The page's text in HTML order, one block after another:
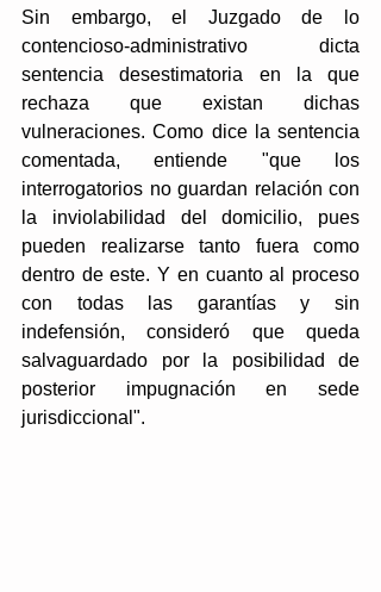
Sin embargo, el Juzgado de lo
contencioso-administrativo dicta
sentencia desestimatoria en la que
rechaza que existan dichas
vulneraciones. Como dice la sentencia
comentada, entiende "que los
interrogatorios no guardan relación con
la inviolabilidad del domicilio, pues
pueden realizarse tanto fuera como
dentro de este. Y en cuanto al proceso
con todas las garantías y sin
indefensión, consideró que queda
salvaguardado por la posibilidad de
posterior impugnación en sede
jurisdiccional ".